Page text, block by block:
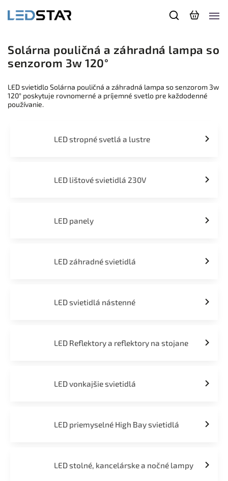
Solárna pouličná a záhradná lampa so
senzorom 3w 120°
LED svietidlo Solárna pouličná a záhradná lampa so senzorom 3w
120° poskytuje rovnomerné a príjemné svetlo pre každodenné
používanie.
LED stropné svetlá a lustre
LED lištové svietidlá 230V
LED panely
LED záhradné svietidlá
LED svietidlá nástenné
LED Reflektory a reflektory na stojane
LED vonkajšie svietidlá
LED priemyselné High Bay svietidlá
LED stolné, kancelárske a nočné lampy